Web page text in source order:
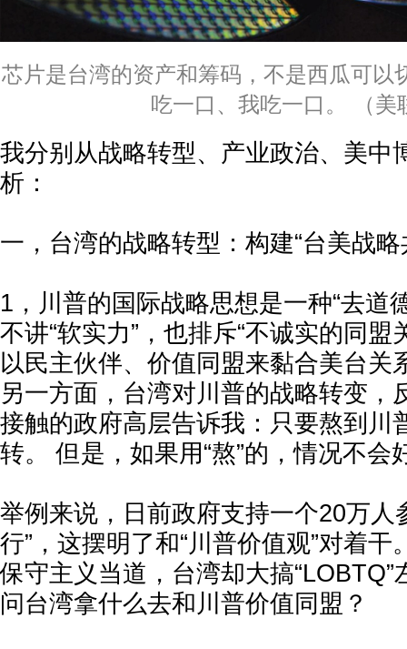
芯片是台湾的资产和筹码，不是西瓜可以
吃一口、我吃一口。 （美
我分别从战略转型、产业政治、美中
析：
一，台湾的战略转型：构建“台美战略
1，川普的国际战略思想是一种“去道
不讲“软实力”，也排斥“不诚实的同盟
以民主伙伴、价值同盟来黏合美台关
另一方面，台湾对川普的战略转变，
接触的政府高层告诉我：只要熬到川
转。 但是，如果用“熬”的，情况不会
举例来说，日前政府支持一个20万人
行”，这摆明了和“川普价值观”对着
保守主义当道，台湾却大搞
问台湾拿什么去和川普价值同盟？